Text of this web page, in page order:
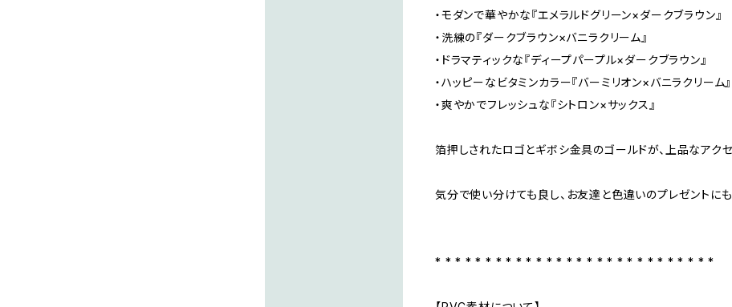
・モダンで華やかな『エメラルドグリーン×ダークブラウン』
・洗練の『ダークブラウン×バニラクリーム』
・ドラマティックな『ディープパープル×ダークブラウン』
・ハッピーなビタミンカラー『バーミリオン×バニラクリーム』
・爽やかでフレッシュな『シトロン×サックス』
箔押しされたロゴとギボシ金具のゴールドが、上品なアクセ
気分で使い分けても良し、お友達と色違いのプレゼントに
* * * * * * * * * * * * * * * * * * * * * * * * * * * *